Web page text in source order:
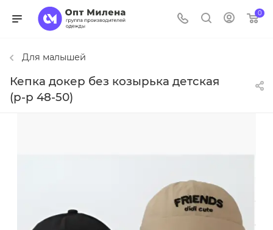
0
Для малышей
Кепка докер без козырька детская
(р-р 48-50)